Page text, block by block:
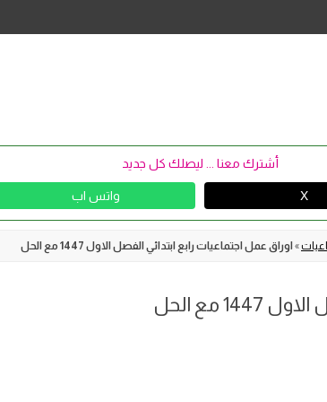
أشترك معنا ... ليصلك كل جديد
X واتس اب
» اوراق عمل اجتماعيات رابع ابتدائي الفصل الاول 1447 مع الحل
مع الحل